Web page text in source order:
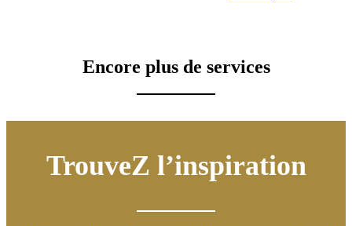
Encore plus de services
TrouveZ l’inspiration